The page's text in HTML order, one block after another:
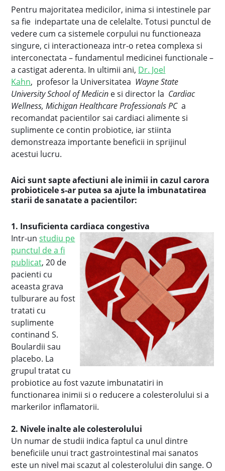
Pentru majoritatea medicilor, inima si intestinele par
sa fie indepartate una de celelalte. Totusi punctul de
vedere cum ca sistemele corpului nu functioneaza
singure, ci interactioneaza intr-o retea complexa si
interconectata – fundamentul medicinei functionale –
a castigat aderenta. In ultimii ani, Dr. Joel
Kahn, profesor la Universitatea Wayne State
University School of Medicin e si director la Cardiac
Wellness, Michigan Healthcare Professionals PC a
recomandat pacientilor sai cardiaci alimente si
suplimente ce contin probiotice, iar stiinta
demonstreaza importante beneficii in sprijinul
acestui lucru.
Aici sunt sapte afectiuni ale inimii in cazul carora
probioticele s-ar putea sa ajute la imbunatatirea
starii de sanatate a pacientilor:
1. Insuficienta cardiaca congestiva
Intr-unstudiu pe
punctul de a fi
publicat, 20 de
pacienti cu
aceasta grava
tulburare au fost
tratati cu
suplimente
continand S.
Boulardii sau
placebo. La
grupul tratat cu
probiotice au fost vazute imbunatatiri in
functionarea inimii si o reducere a colesterolului si a
markerilor inflamatorii.
2. Nivele inalte ale colesterolului
Un numar de studii indica faptul ca unul dintre
beneficiile unui tract gastrointestinal mai sanatos
este un nivel mai scazut al colesterolului din sange. O